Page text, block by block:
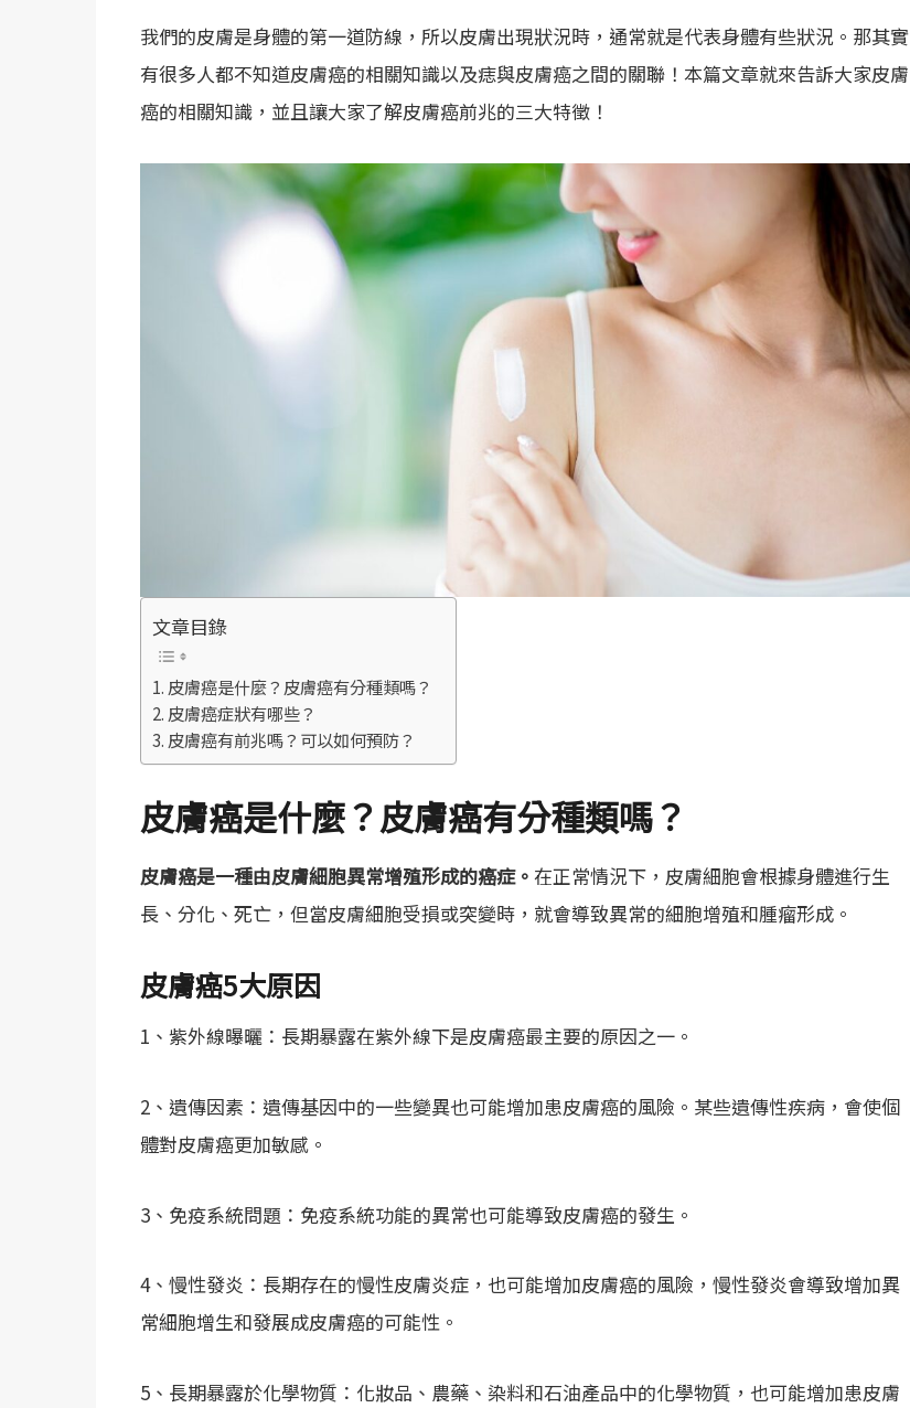
我們的皮膚是身體的第一道防線，所以皮膚出現狀況時，通常就是代表身體有些狀況。那其實
有很多人都不知道皮膚癌的相關知識以及痣與皮膚癌之間的關聯！本篇文章就來告訴大家皮膚
癌的相關知識，並且讓大家了解皮膚癌前兆的三大特徵！
文章目錄
皮膚癌是什麼？皮膚癌有分種類嗎？
皮膚癌症狀有哪些？
皮膚癌有前兆嗎？可以如何預防？
皮膚癌是什麼？皮膚癌有分種類嗎？
皮膚癌是一種由皮膚細胞異常增殖形成的癌症。 在正常情況下，皮膚細胞會根據身體進行生
長、分化、死亡，但當皮膚細胞受損或突變時，就會導致異常的細胞增殖和腫瘤形成。
皮膚癌5大原因
1、紫外線曝曬：長期暴露在紫外線下是皮膚癌最主要的原因之一。
2、遺傳因素：遺傳基因中的一些變異也可能增加患皮膚癌的風險。某些遺傳性疾病，會使個
體對皮膚癌更加敏感。
3、免疫系統問題：免疫系統功能的異常也可能導致皮膚癌的發生。
4、慢性發炎：長期存在的慢性皮膚炎症，也可能增加皮膚癌的風險，慢性發炎會導致增加異
常細胞增生和發展成皮膚癌的可能性。
5、長期暴露於化學物質：化妝品、農藥、染料和石油產品中的化學物質，也可能增加患皮膚